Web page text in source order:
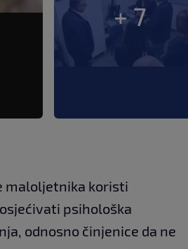
+ 7
maloljetnika koristi
psihološka
odnosno činjenice da ne